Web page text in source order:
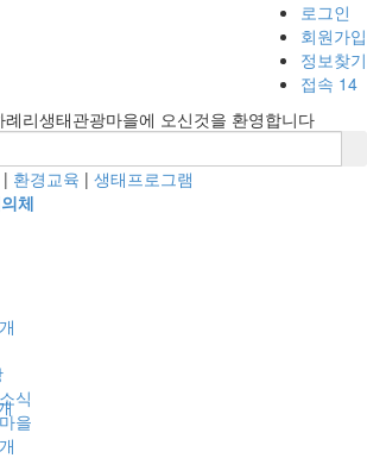
로그인
회원가입
정보찾기
접속 14
례리생태관광마을에 오신것을 환영합니다
| 환경교육 | 생태프로그램
체
식
을